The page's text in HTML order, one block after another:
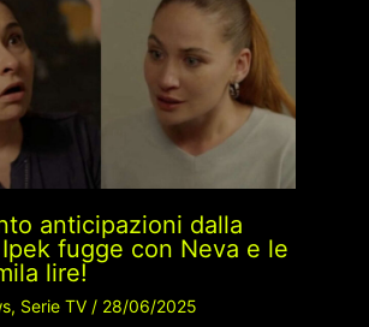
anticipazioni dalla
fugge con Neva e le
lire!
, Serie TV/ 28/06/2025